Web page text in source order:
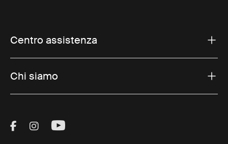
Centro assistenza
Chi siamo
Visit Thule on Facebook (external link)
Visit Thule on Instagram (external link)
Visit Thule on Youtube (external